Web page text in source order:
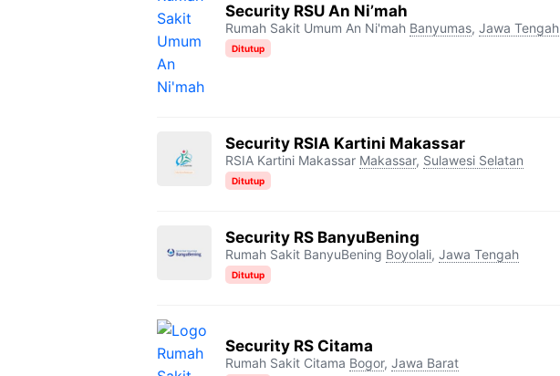
Security RSU An Ni’mah
Rumah Sakit Umum An Ni'mah Banyumas, Jawa Tengah
Ditutup
Security RSIA Kartini Makassar
RSIA Kartini Makassar Makassar, Sulawesi Selatan
Ditutup
Security RS BanyuBening
Rumah Sakit BanyuBening Boyolali, Jawa Tengah
Ditutup
Security RS Citama
Rumah Sakit Citama Bogor, Jawa Barat